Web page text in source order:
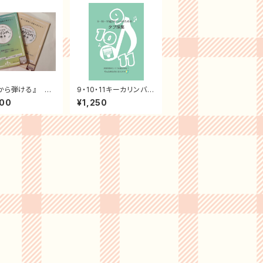
ら弾ける』 お
リンバ教本
ト)
9・10・11キーカリンバの
ための専用タブ譜
¥1,250